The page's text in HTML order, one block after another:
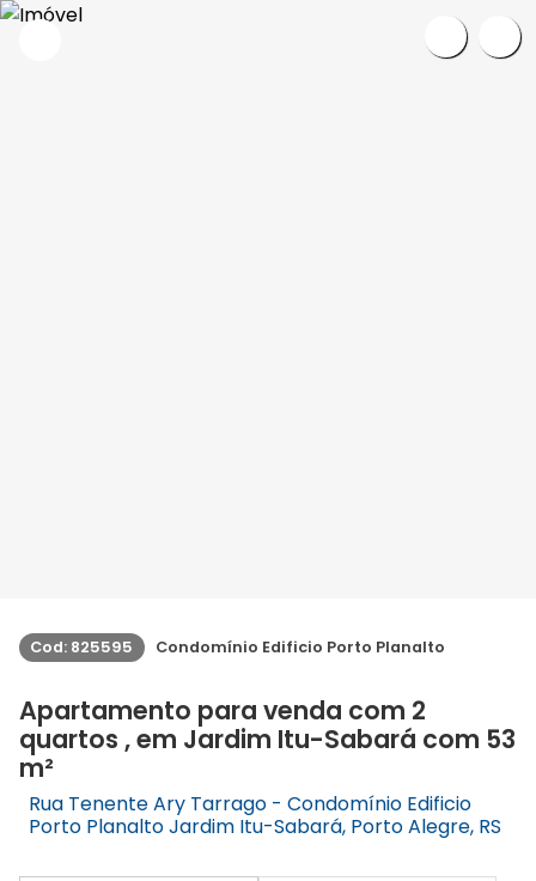
Cod: 825595 Condomínio Edificio Porto Planalto
Apartamento para venda com 2
quartos , em Jardim Itu-Sabará com 53
m²
Rua Tenente Ary Tarrago - Condomínio Edificio
Porto Planalto Jardim Itu-Sabará, Porto Alegre, RS